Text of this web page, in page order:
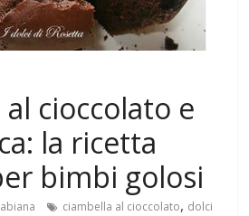
cioccolato e
la ricetta
bimbi golosi
ciambella al cioccolato, dolci